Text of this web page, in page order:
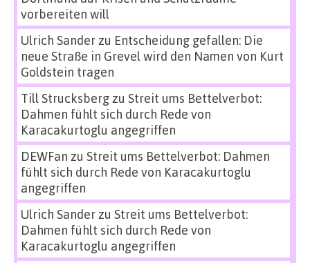
vorbereiten will
Ulrich Sanderzu Entscheidung gefallen: Die
neue Straße in Grevel wird den Namen von Kurt
Goldstein tragen
Till Strucksbergzu Streit ums Bettelverbot:
Dahmen fühlt sich durch Rede von
Karacakurtoglu angegriffen
DEWFan zu Streit ums Bettelverbot: Dahmen
fühlt sich durch Rede von Karacakurtoglu
angegriffen
Ulrich Sanderzu Streit ums Bettelverbot:
Dahmen fühlt sich durch Rede von
Karacakurtoglu angegriffen